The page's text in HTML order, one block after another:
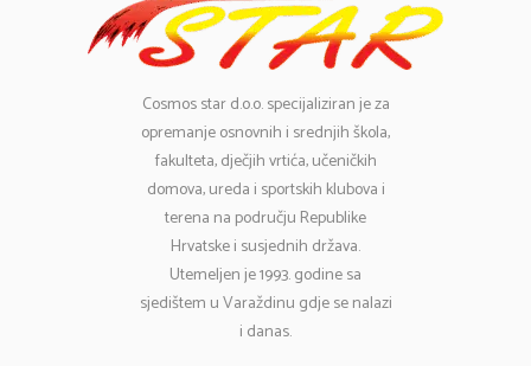
Cosmosstar d.o.o. specijaliziran je za
opremanje osnovnih i srednjih škola,
fakulteta, dječjih vrtića, učeničkih
domova, ureda i sportskih klubova i
terena na području Republike
Hrvatske i susjednih država.
Utemeljen je 1993. godine sa
sjedištem u Varaždinu gdje se nalazi
i danas.